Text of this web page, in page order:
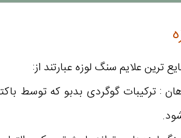
ترین علایم سنگ لوزه عبارتند از:
: ترکیبات گوگردی بدبو که توسط